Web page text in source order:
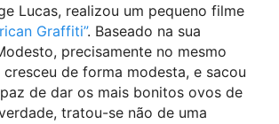
Lucas, realizou um pequeno filme
Graffiti”. Baseado na sua
precisamente no mesmo
cresceu de forma modesta, e sacou
de dar os mais bonitos ovos de
tratou-se não de uma